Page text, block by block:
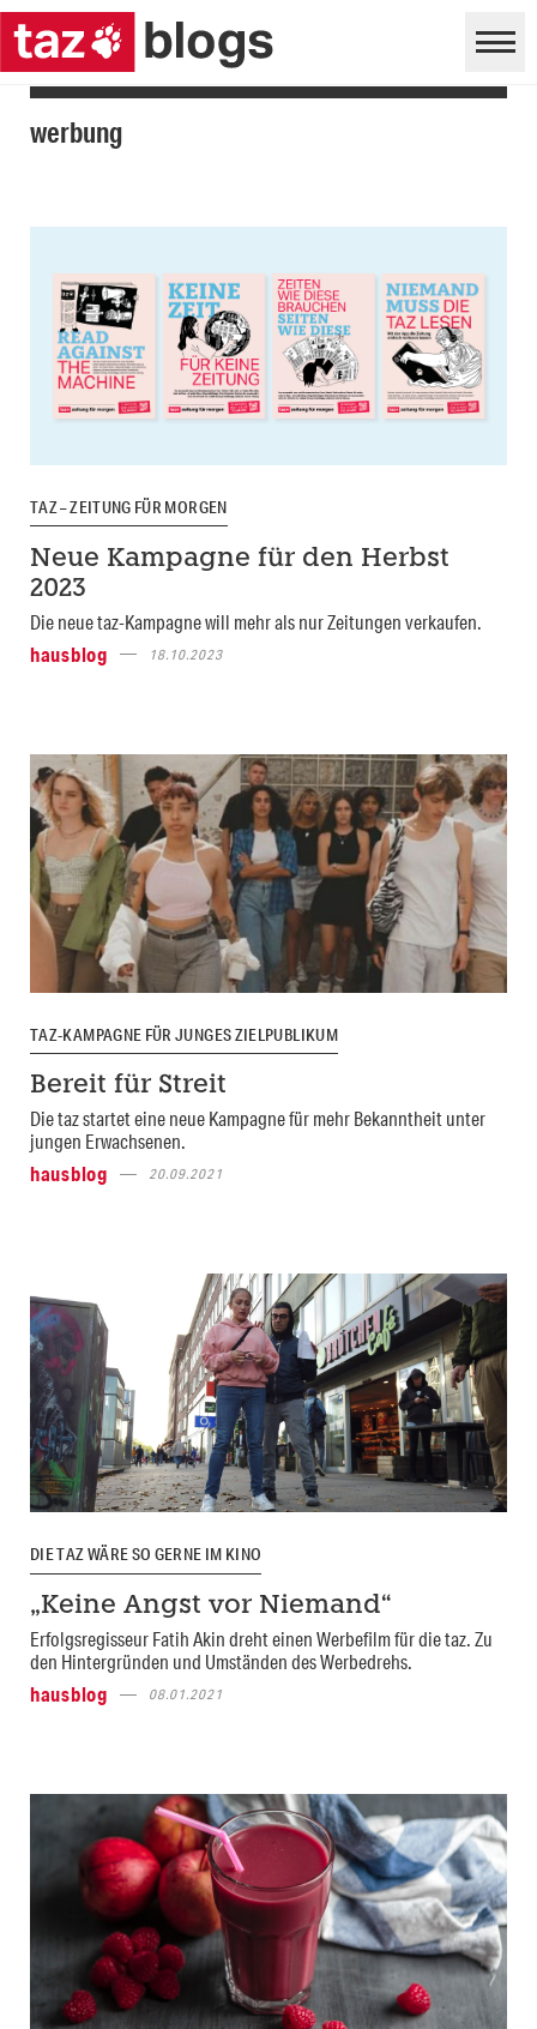
werbung
TAZ – ZEITUNG FÜR MORGEN
Neue Kampagne für den Herbst
2023
Die neue taz-Kampagne will mehr als nur Zeitungen verkaufen.
hausblog
18.10.2023
TAZ-KAMPAGNE FÜR JUNGES ZIELPUBLIKUM
Bereit für Streit
Die taz startet eine neue Kampagne für mehr Bekanntheit unter
jungen Erwachsenen.
hausblog
20.09.2021
DIE TAZ WÄRE SO GERNE IM KINO
„Keine Angst vor Niemand“
Erfolgsregisseur Fatih Akin dreht einen Werbefilm für die taz. Zu
den Hintergründen und Umständen des Werbedrehs.
hausblog
08.01.2021